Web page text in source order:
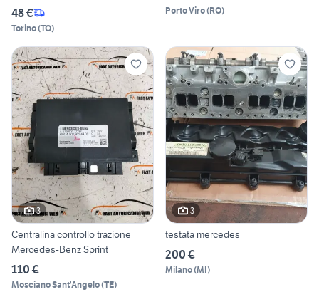
48 €
Torino(TO)
MOTORE
Porto Viro(RO)
3
Centralina controllo trazione
Mercedes-Benz Sprint
110 €
Mosciano Sant'Angelo(TE)
3
testata mercedes
200 €
Milano(MI)